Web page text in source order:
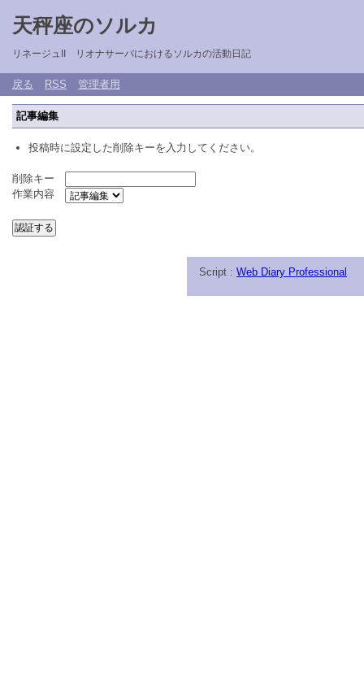
天秤座のソルカ
リネージュII リオナサーバにおけるソルカの活動日記
戻る RSS 管理者用
記事編集
投稿時に設定した削除キーを入力してください。
削除キー
作業内容
Script : Web Diary Professional